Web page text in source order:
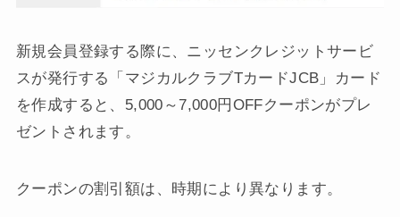
新規会員登録する際に、ニッセンクレジットサービ
スが発行する「マジカルクラブTカードJCB」カード
を作成すると、5,000～7,000円OFFクーポンがプレ
ゼントされます。
クーポンの割引額は、時期により異なります。